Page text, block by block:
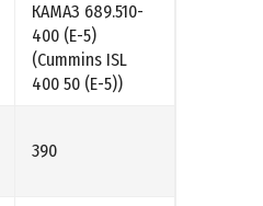
КАМАЗ 689.510-
400 (Е-5)
(Cummins ISL
400 50 (Е-5))
390